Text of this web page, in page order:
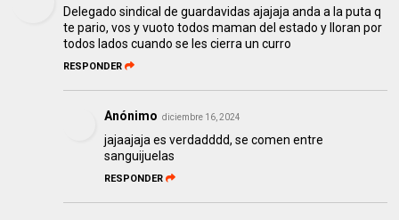
Delegado sindical de guardavidas ajajaja anda a la puta q
te pario, vos y vuoto todos maman del estado y lloran por
todos lados cuando se les cierra un curro
RESPONDER
Anónimo diciembre 16, 2024
jajaajaja es verdadddd, se comen entre
sanguijuelas
RESPONDER